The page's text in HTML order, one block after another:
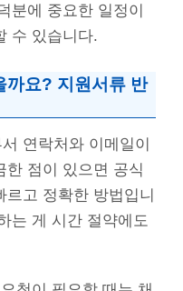
분에 중요한 일정이
수 있습니다.
까요? 지원서류 반
연락처와 이메일이
한 점이 있으면 공식
고 정확한 방법입니
는 게 시간 절약에도